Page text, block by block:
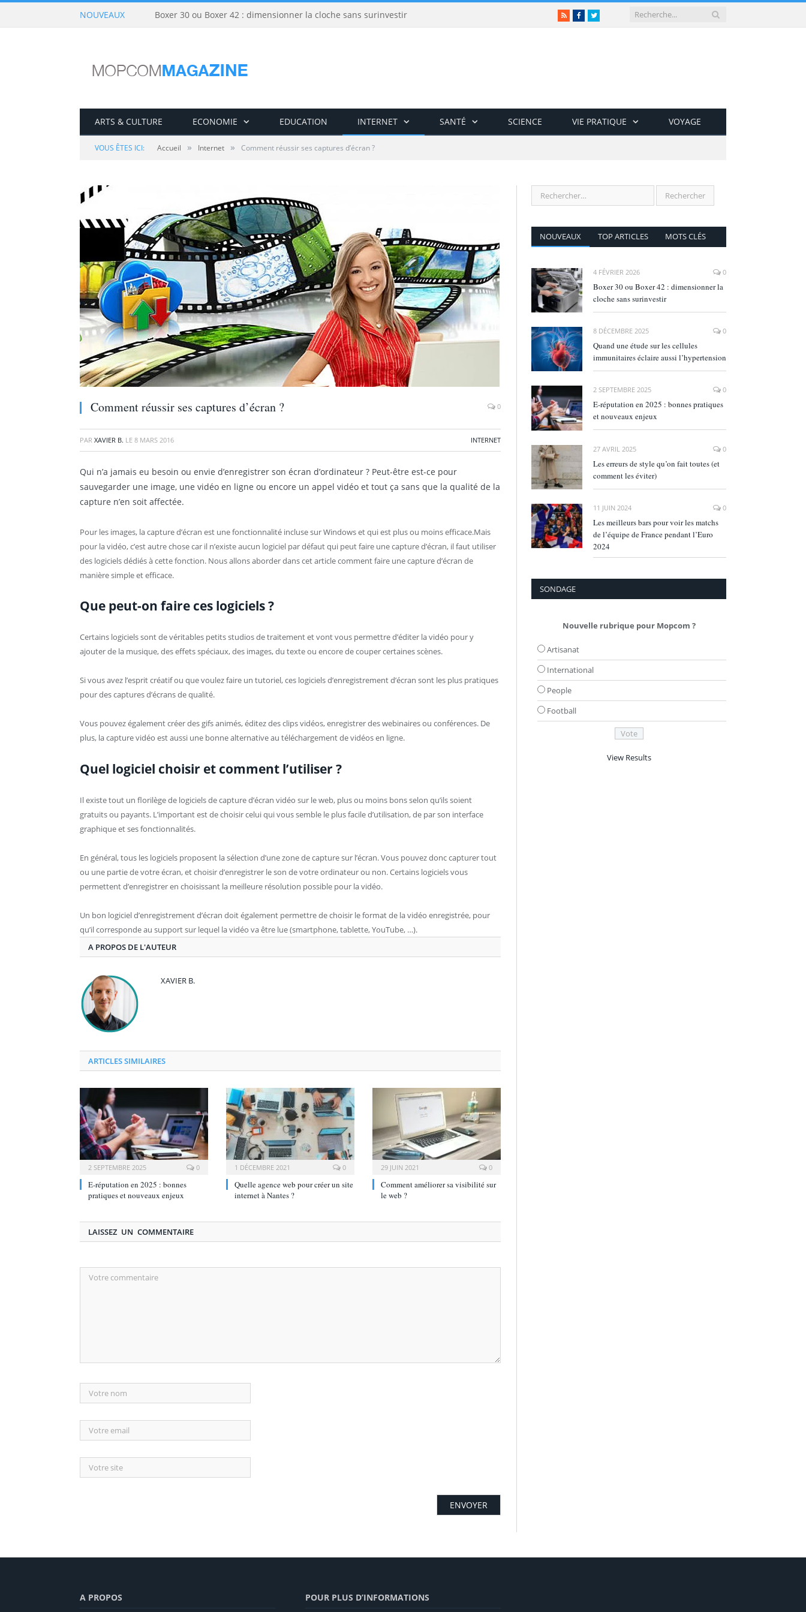
NOUVEAUX Boxer 30 ou Boxer 42 : dimensionner la cloche sans surinvestir RSSFacebookTwitter
ARTS & CULTURE ECONOMIE EDUCATION INTERNET SANTÉ SCIENCE VIE PRATIQUE VOYAGE
VOUS ÊTES ICI: Accueil » Internet » Comment réussir ses captures d’écran ?
Comment réussir ses captures d’écran ? 0
PAR XAVIER B. LE 8 MARS 2016 INTERNET
Qui n’a jamais eu besoin ou envie d’enregistrer son écran d’ordinateur ? Peut-être est-ce pour
sauvegarder une image, une vidéo en ligne ou encore un appel vidéo et tout ça sans que la qualité de la
capture n’en soit affectée.
Pour les images, la capture d’écran est une fonctionnalité incluse sur Windows et qui est plus ou moins efficace.Mais
pour la vidéo, c’est autre chose car il n’existe aucun logiciel par défaut qui peut faire une capture d’écran, il faut utiliser
des logiciels dédiés à cette fonction. Nous allons aborder dans cet article comment faire une capture d’écran de
manière simple et efficace.
Que peut-on faire ces logiciels ?
Certains logiciels sont de véritables petits studios de traitement et vont vous permettre d’éditer la vidéo pour y
ajouter de la musique, des effets spéciaux, des images, du texte ou encore de couper certaines scènes.
Si vous avez l’esprit créatif ou que voulez faire un tutoriel, ces logiciels d’enregistrement d’écran sont les plus pratiques
pour des captures d’écrans de qualité.
Vous pouvez également créer des gifs animés, éditez des clips vidéos, enregistrer des webinaires ou conférences. De
plus, la capture vidéo est aussi une bonne alternative au téléchargement de vidéos en ligne.
Quel logiciel choisir et comment l’utiliser ?
Il existe tout un florilège de logiciels de capture d’écran vidéo sur le web, plus ou moins bons selon qu’ils soient
gratuits ou payants. L’important est de choisir celui qui vous semble le plus facile d’utilisation, de par son interface
graphique et ses fonctionnalités.
En général, tous les logiciels proposent la sélection d’une zone de capture sur l’écran. Vous pouvez donc capturer tout
ou une partie de votre écran, et choisir d’enregistrer le son de votre ordinateur ou non. Certains logiciels vous
permettent d’enregistrer en choisissant la meilleure résolution possible pour la vidéo.
Un bon logiciel d’enregistrement d’écran doit également permettre de choisir le format de la vidéo enregistrée, pour
qu’il corresponde au support sur lequel la vidéo va être lue (smartphone, tablette, YouTube, …).
A PROPOS DE L'AUTEUR
XAVIER B.
ARTICLES SIMILAIRES
2 SEPTEMBRE 2025 0
E‑réputation en 2025 : bonnes
pratiques et nouveaux enjeux
1 DÉCEMBRE 2021 0
Quelle agence web pour créer un site
internet à Nantes ?
29 JUIN 2021 0
Comment améliorer sa visibilité sur
le web ?
LAISSEZ UN COMMENTAIRE
NOUVEAUX TOP ARTICLES MOTS CLÉS
4 FÉVRIER 2026 0
Boxer 30 ou Boxer 42 : dimensionner la
cloche sans surinvestir
8 DÉCEMBRE 2025 0
Quand une étude sur les cellules
immunitaires éclaire aussi l’hypertension
2 SEPTEMBRE 2025 0
E‑réputation en 2025 : bonnes pratiques
et nouveaux enjeux
27 AVRIL 2025 0
Les erreurs de style qu’on fait toutes (et
comment les éviter)
11 JUIN 2024 0
Les meilleurs bars pour voir les matchs
de l’équipe de France pendant l’Euro
2024
SONDAGE
Nouvelle rubrique pour Mopcom ?
Artisanat
International
People
Football
View Results
A PROPOS POUR PLUS D’INFORMATIONS